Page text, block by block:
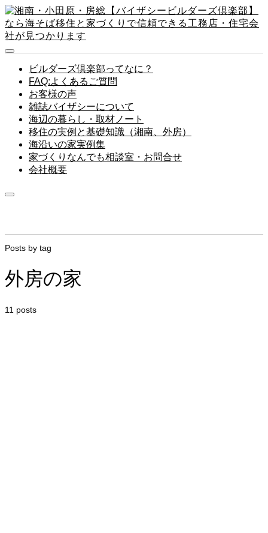
ビルダーズ倶楽部ってなに？
FAQ:よくあるご質問
お客様の声
雑誌バイザシーについて
海辺の暮らし・取材ノート
移住の実例と基礎知識（湘南、外房）
海沿いの家実例集
家づくりなんでも相談室・お問合せ
会社概要
Posts by tag
外房の家
11 posts